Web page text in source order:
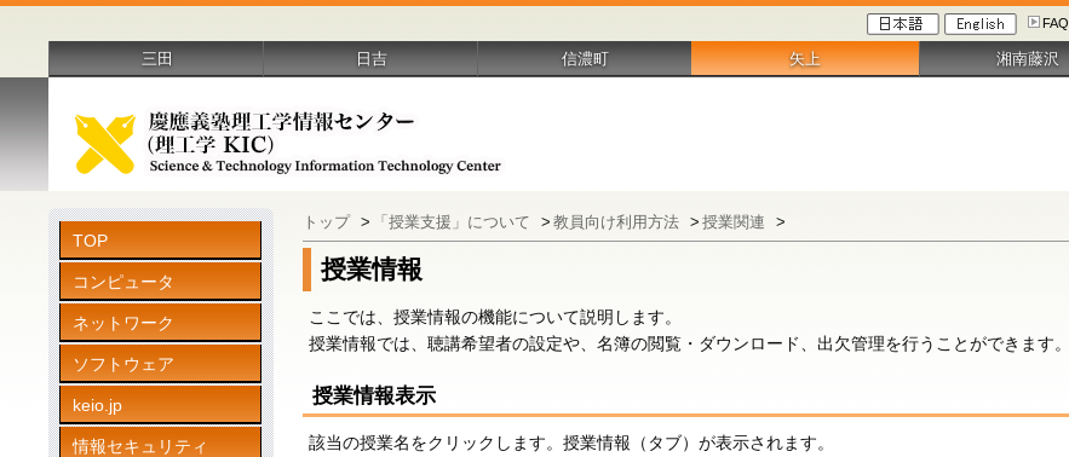
FAQ
TOP
コンピュータ
ネットワーク
ソフトウェア
keio.jp
情報セキュリティ
トップ > 「授業支援」について > 教員向け利用方法 > 授業関連 >
授業情報
ここでは、授業情報の機能について説明します。
授業情報では、聴講希望者の設定や、名簿の閲覧・ダウンロード、出欠管理を行うことができます。
授業情報表示
該当の授業名をクリックします。授業情報（タブ）が表示されます。
三田 日吉 信濃町 矢上 湘南藤沢